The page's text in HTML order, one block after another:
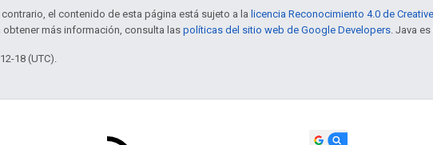
contrario, el contenido de esta página está sujeto a la licencia Reconocimiento 4.0 de
obtener más información, consulta las políticas del sitio web de Google Developers . Java
18 (UTC).